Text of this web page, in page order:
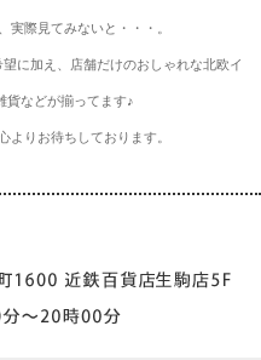
際見てみないと・・・。
に加え、店舗だけのおしゃれな北欧イ
貨などが揃ってます♪
よりお待ちしております。